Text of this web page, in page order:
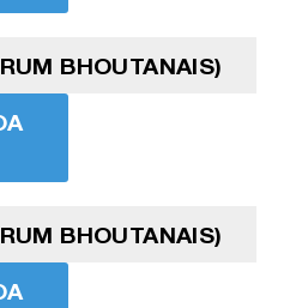
BHOUTANAIS)
BHOUTANAIS)